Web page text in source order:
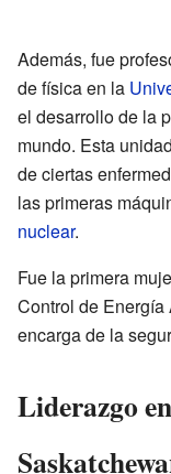
Además, fue
de física en la
el desarrollo de la
mundo. Esta
de ciertas
las primeras
nuclear.
Fue la primera
Control de
encarga de la
Liderazgo